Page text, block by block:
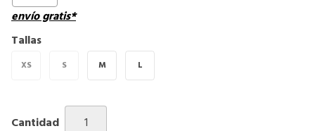
envío gratis*
Tallas
XS S M L
Cantidad